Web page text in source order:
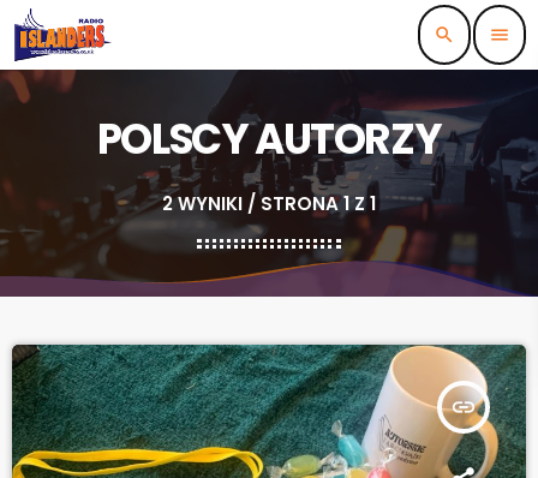
search menu
POLSCY AUTORZY
2 WYNIKI / STRONA 1 Z 1
insert_link